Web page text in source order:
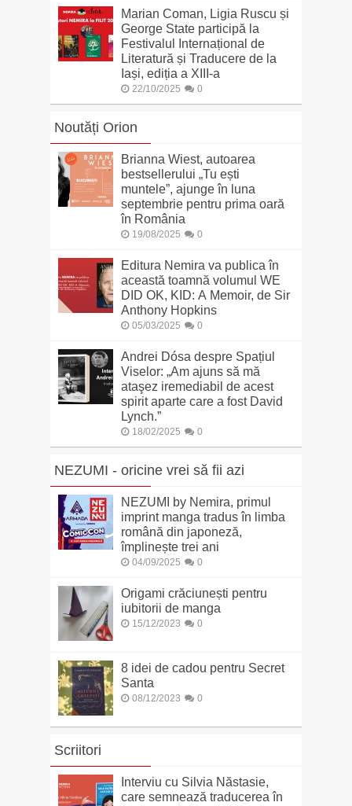
Marian Coman, Ligia Ruscu și
George State participă la
Festivalul Internațional de
Literatură și Traducere de la
Iași, ediția a XIII-a
22/10/2025 0
Noutăți Orion
Brianna Wiest, autoarea
bestsellerului „Tu ești
muntele”, ajunge în luna
septembrie pentru prima oară
în România
19/08/2025 0
Editura Nemira va publica în
această toamnă volumul WE
DID OK, KID: A Memoir, de Sir
Anthony Hopkins
05/03/2025 0
Andrei Dósa despre Spațiul
Viselor: „Am ajuns să mă
ataşez iremediabil de acest
spirit aparte care a fost David
Lynch.”
18/02/2025 0
NEZUMI - oricine vrei să fii azi
NEZUMI by Nemira, primul
imprint manga tradus în limba
română din japoneză,
împlinește trei ani
04/09/2025 0
Origami crăciunești pentru
iubitorii de manga
15/12/2023 0
8 idei de cadou pentru Secret
Santa
08/12/2023 0
Scriitori
Interviu cu Silvia Năstasie,
care semnează traducerea în